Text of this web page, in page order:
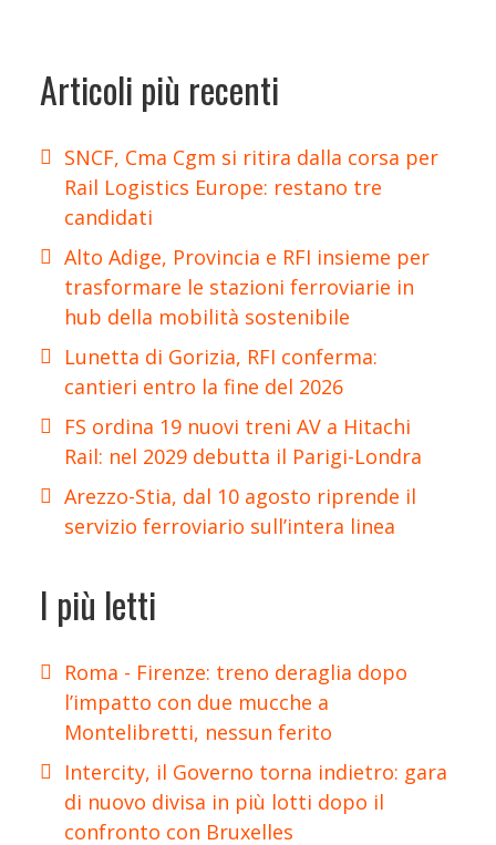
Articoli più recenti
SNCF, Cma Cgm si ritira dalla corsa per
Rail Logistics Europe: restano tre
candidati
Alto Adige, Provincia e RFI insieme per
trasformare le stazioni ferroviarie in
hub della mobilità sostenibile
Lunetta di Gorizia, RFI conferma:
cantieri entro la fine del 2026
FS ordina 19 nuovi treni AV a Hitachi
Rail: nel 2029 debutta il Parigi-Londra
Arezzo-Stia, dal 10 agosto riprende il
servizio ferroviario sull’intera linea
I più letti
Roma - Firenze: treno deraglia dopo
l’impatto con due mucche a
Montelibretti, nessun ferito
Intercity, il Governo torna indietro: gara
di nuovo divisa in più lotti dopo il
confronto con Bruxelles